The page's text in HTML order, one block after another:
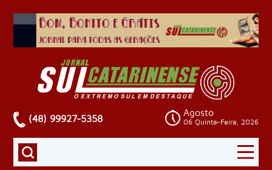
(48) 99927-5358
Agosto
06 Quinta-Feira, 2026